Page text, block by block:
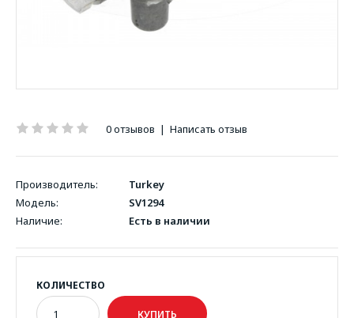
0 отзывов | Написать отзыв
Производитель:
Turkey
Модель:
SV1294
Наличие:
Есть в наличии
КОЛИЧЕСТВО